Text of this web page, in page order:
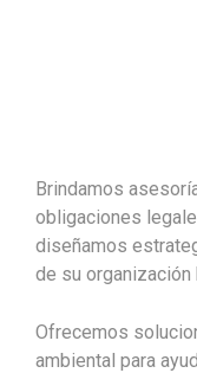
Brindamos
obligaciones
diseñamos
de su organización
Ofrecemos
ambiental para